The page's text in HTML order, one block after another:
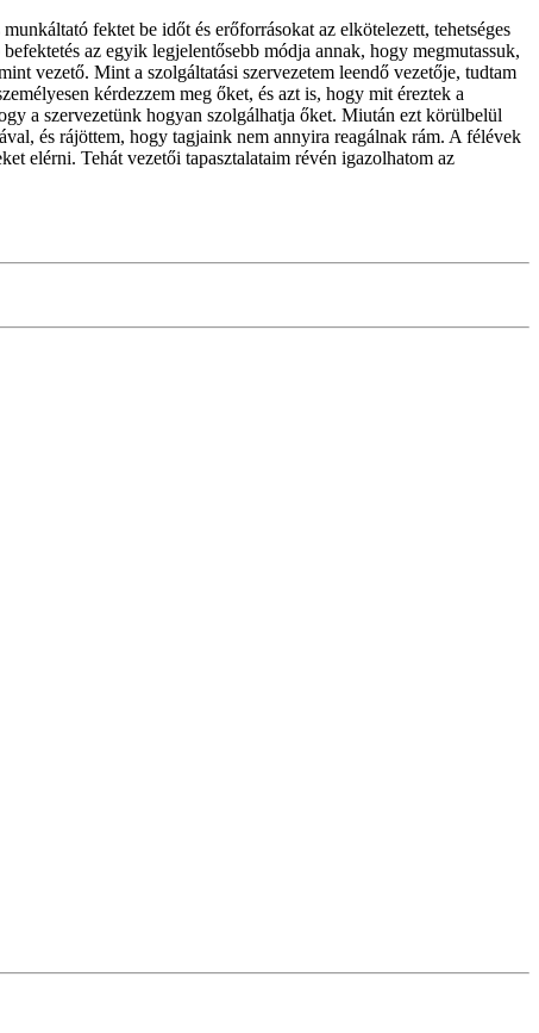
fektet be időt és erőforrásokat az elkötelezett, tehetséges
az egyik legjelentősebb módja annak, hogy megmutassuk,
vezető. Mint a szolgáltatási szervezetem leendő vezetője, tudtam
kérdezzem meg őket, és azt is, hogy mit éreztek a
a szervezetünk hogyan szolgálhatja őket. Miután ezt körülbelül
és rájöttem, hogy tagjaink nem annyira reagálnak rám. A félévek
elérni. Tehát vezetői tapasztalataim révén igazolhatom az